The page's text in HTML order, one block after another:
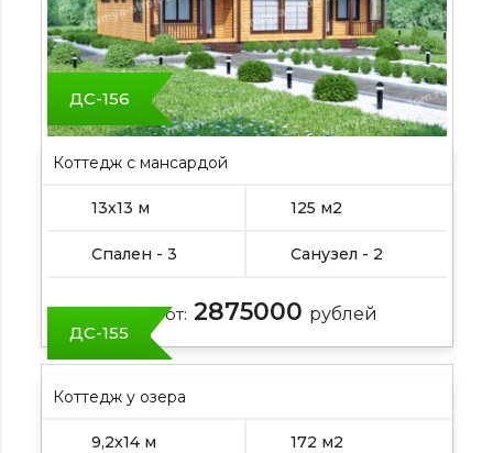
ДС-156
Коттедж с мансардой
13х13 м 125 м2
Спален - 3 Санузел - 2
Цена от: 2875000 рублей
ДС-155
Коттедж у озера
9,2х14 м 172 м2